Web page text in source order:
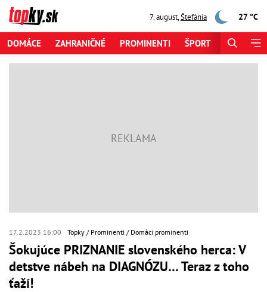
7. august,Štefánia 27 °C
DOMÁCE ZAHRANIČNÉ PROMINENTI ŠPORT
17.2.2023 16:00 Topky Prominenti Domáci prominenti
Šokujúce PRIZNANIE slovenského herca: V
detstve nábeh na DIAGNÓZU… Teraz z toho
ťaží!